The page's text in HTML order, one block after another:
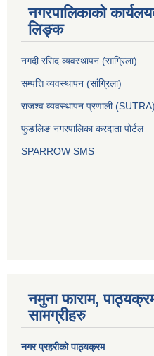
नगरपालिकाको
लिङ्क
नगदी रसिद व्यवस्थापन (साग्रिला)
सम्पत्ति व्यवस्थापन (सांग्रिला)
राजश्व व्यवस्थापन प्रणाली (SUTRA)
फुङलिङ नगरपालिका करदाता पोर्टल
SPARROW SMS
नमुना फाराम,
सामग्रीहरु
नगर प्रहरीको पाठ्यक्रम